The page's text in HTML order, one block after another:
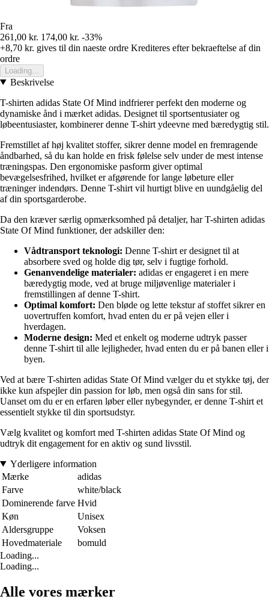
Fra
261,00 kr. 174,00 kr. -33%
+8,70 kr. gives til din naeste ordre Krediteres efter bekraeftelse af din
ordre
Loading...
Beskrivelse
T-shirten adidas State Of Mind indfrierer perfekt den moderne og
dynamiske ånd i mærket adidas. Designet til sportsentusiater og
løbeentusiaster, kombinerer denne T-shirt ydeevne med bæredygtig stil.
Fremstillet af høj kvalitet stoffer, sikrer denne model en fremragende
åndbarhed, så du kan holde en frisk følelse selv under de mest intense
træningspas. Den ergonomiske pasform giver optimal
bevægelsesfrihed, hvilket er afgørende for lange løbeture eller
træninger indendørs. Denne T-shirt vil hurtigt blive en uundgåelig del
af din sportsgarderobe.
Da den kræver særlig opmærksomhed på detaljer, har T-shirten adidas
State Of Mind funktioner, der adskiller den:
Vådtransport teknologi: Denne T-shirt er designet til at
absorbere sved og holde dig tør, selv i fugtige forhold.
Genanvendelige materialer: adidas er engageret i en mere
bæredygtig mode, ved at bruge miljøvenlige materialer i
fremstillingen af denne T-shirt.
Optimal komfort: Den bløde og lette tekstur af stoffet sikrer en
uovertruffen komfort, hvad enten du er på vejen eller i
hverdagen.
Moderne design: Med et enkelt og moderne udtryk passer
denne T-shirt til alle lejligheder, hvad enten du er på banen eller i
byen.
Ved at bære T-shirten adidas State Of Mind vælger du et stykke tøj, der
ikke kun afspejler din passion for løb, men også din sans for stil.
Uanset om du er en erfaren løber eller nybegynder, er denne T-shirt et
essentielt stykke til din sportsudstyr.
Vælg kvalitet og komfort med T-shirten adidas State Of Mind og
udtryk dit engagement for en aktiv og sund livsstil.
Yderligere information
Mærke
adidas
Farve
white/black
Dominerende farve Hvid
Køn
Unisex
Aldersgruppe
Voksen
Hovedmateriale
bomuld
Loading...
Loading...
Alle vores mærker